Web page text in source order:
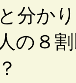
分か
の８